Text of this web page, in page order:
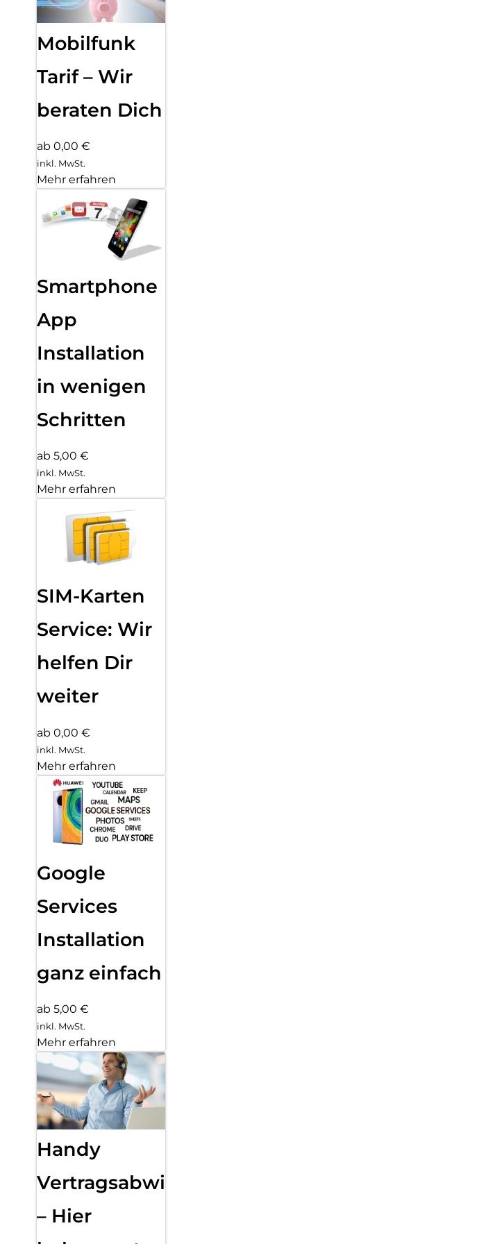
Mobilfunk
Tarif – Wir
beraten Dich
ab 0,00 €
inkl. MwSt.
Mehr erfahren
Smartphone
App
Installation
in wenigen
Schritten
ab 5,00 €
inkl. MwSt.
Mehr erfahren
SIM-Karten
Service: Wir
helfen Dir
weiter
ab 0,00 €
inkl. MwSt.
Mehr erfahren
Google
Services
Installation
ganz einfach
ab 5,00 €
inkl. MwSt.
Mehr erfahren
Handy
Vertragsabwicklung
– Hier